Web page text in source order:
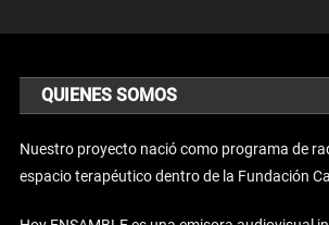
QUIENES SOMOS
Nuestro proyecto nació como programa de
espacio terapéutico dentro de la Fundación